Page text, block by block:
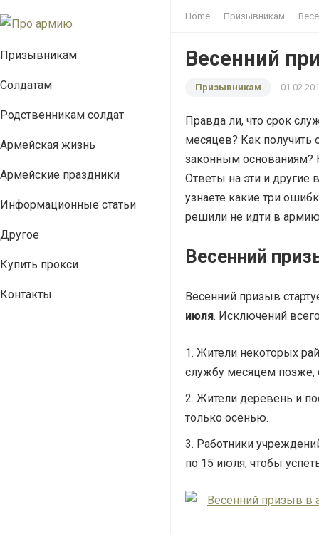
Призывникам
Солдатам
Родственникам солдат
Армейская жизнь
Армейские праздники
Информационные статьи
Другое
Купить прокси
Контакты
Home Призывникам
Весенний
Призывникам
Правда ли, что срок
месяцев? Как получить
законным основаниям?
Ответы на эти и другие
узнаете какие три
решили не идти в
Весенний
Весенний призыв
июля. Исключений
Жители некоторых
службу месяцем позже,
Жители деревень и
только осенью.
Работники
по 15 июля, чтобы